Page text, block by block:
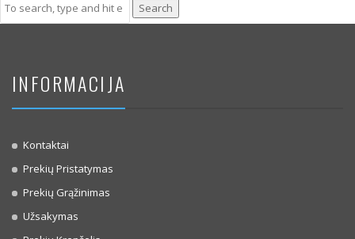
Search
INFORMACIJA
Kontaktai
Prekių Pristatymas
Prekių Grąžinimas
Užsakymas